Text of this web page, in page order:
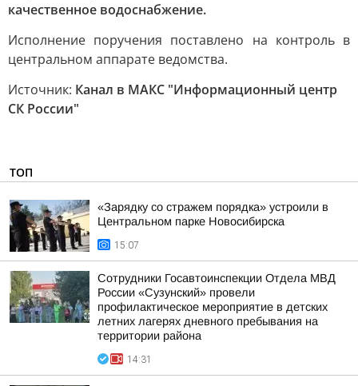
качественное водоснабжение.
Исполнение поручения поставлено на контроль в
центральном аппарате ведомства.
Источник: Канал в МАКС "Информационный центр
СК России"
ТОП
«Зарядку со стражем порядка» устроили в
Центральном парке Новосибирска
15:07
Сотрудники Госавтоинспекции Отдела МВД
России «Сузунский» провели
профилактическое мероприятие в детских
летних лагерях дневного пребывания на
территории района
14:31